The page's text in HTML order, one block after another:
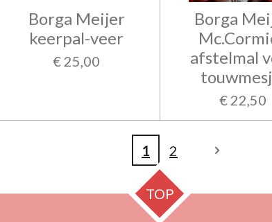
Borga Meijer
keerpal-veer
€ 25,00
Borga
afstelmal
€ 22,50
1 2
TOP